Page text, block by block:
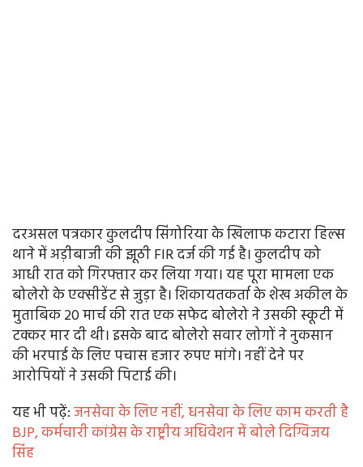
दरअसल पत्रकार कुलदीप सिंगोरिया के खिलाफ कटारा हिल्स
थाने में अड़ीबाजी की झूठी FIR दर्ज की गई है। कुलदीप को
आधी रात को गिरफ्तार कर लिया गया। यह पूरा मामला एक
बोलेरो के एक्सीडेंट से जुड़ा है। शिकायतकर्ता के शेख अकील के
मुताबिक 20 मार्च की रात एक सफेद बोलेरो ने उसकी स्कूटी में
टक्कर मार दी थी। इसके बाद बोलेरो सवार लोगों ने नुकसान
की भरपाई के लिए पचास हजार रुपए मांगे। नहीं देने पर
आरोपियों ने उसकी पिटाई की।
यह भी पढे़ं:जनसेवा के लिए नहीं, धनसेवा के लिए काम करती है
BJP, कर्मचारी कांग्रेस के राष्ट्रीय अधिवेशन में बोले दिग्विजय
सिंह